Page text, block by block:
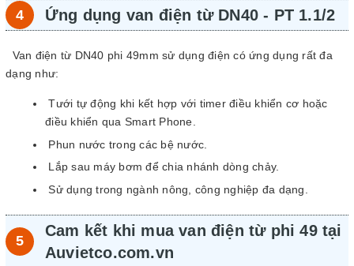
Ứng dụng van điện từ DN40 - PT 1.1/2
Van điện từ DN40 phi 49mm sử dụng điện có ứng dụng rất đa
dạng như:
Tưới tự động khi kết hợp với timer điều khiển cơ hoặc
điều khiển qua Smart Phone.
Phun nước trong các bệ nước.
Lắp sau máy bơm để chia nhánh dòng chảy.
Sử dụng trong ngành nông, công nghiệp đa dạng.
Cam kết khi mua van điện từ phi 49 tại
Auvietco.com.vn